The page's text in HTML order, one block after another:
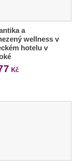
a
wellness v
hotelu v
Kč